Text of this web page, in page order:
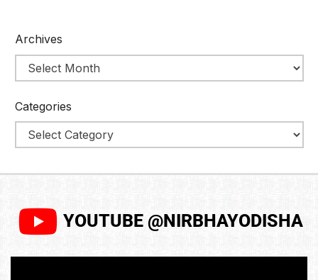
Archives
Categories
YOUTUBE @NIRBHAYODISHA